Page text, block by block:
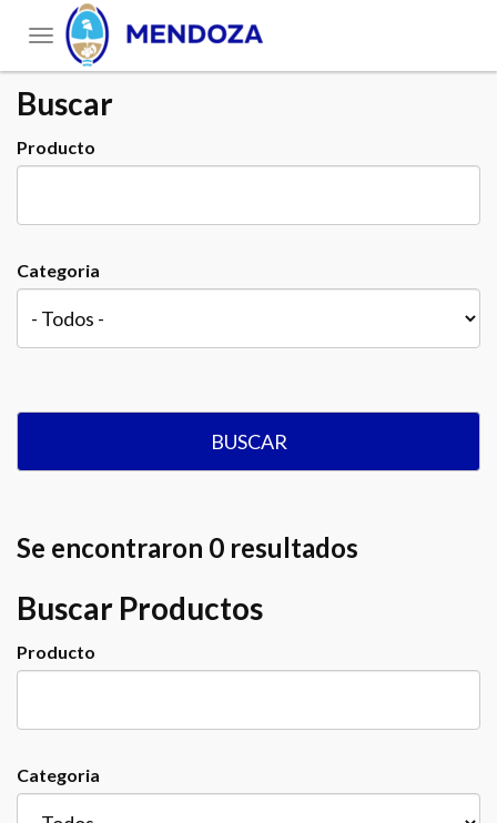
Toggle
navigation
Buscar
Producto
Categoria
BUSCAR
Se encontraron 0 resultados
Buscar Productos
Producto
Categoria